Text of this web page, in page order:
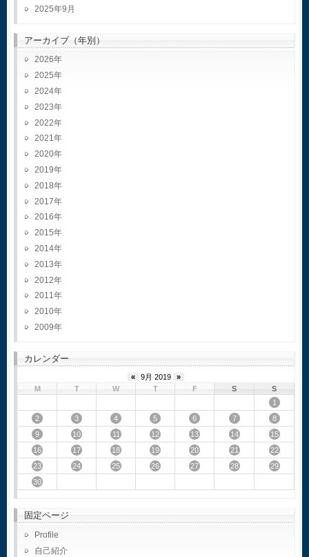
2025年9月
アーカイブ（年別）
2026
2025
2024
2023
2022
2021
2020
2019
2018
2017
2016
2015
2014
2013
2012
2011
2010
2009
カレンダー
« 9月 2019
»
M
T W T F S
S
1
2
3 4 5 6 7
8
9
10 11 12 13 14
15
16
17 18 19 20 21
22
23
24 25 26 27 28
29
30
固定ページ
Profile
自己紹介